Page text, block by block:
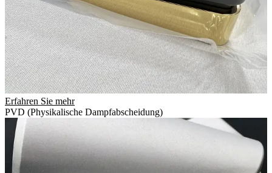
Erfahren Sie mehr
PVD (Physikalische Dampfabscheidung)